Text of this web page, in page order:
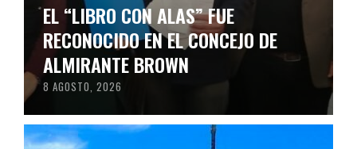
EL “LIBRO CON ALAS” FUE
RECONOCIDO EN EL CONCEJO DE
ALMIRANTE BROWN
8 AGOSTO, 2026